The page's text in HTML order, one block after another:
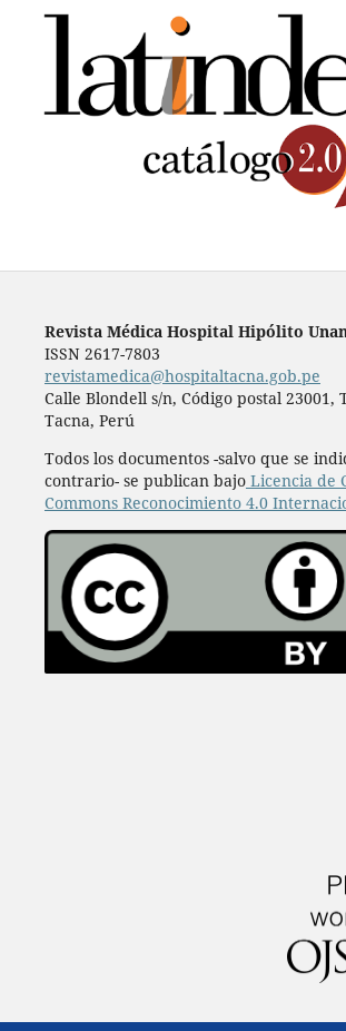
Revista Médica Hospital Hipólito
ISSN 2617-7803
revistamedica@hospitaltacna.gob.pe
Calle Blondell s/n, Código postal 23001,
Tacna, Perú
Todos los documentos -salvo que se
contrario- se publican bajoLicencia de
Commons Reconocimiento 4.0